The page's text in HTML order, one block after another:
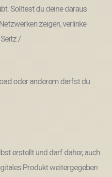
Solltest du deine daraus
zeigen, verlinke
/
oder anderem darfst du
erstellt und darf daher, auch
Produkt weitergegeben